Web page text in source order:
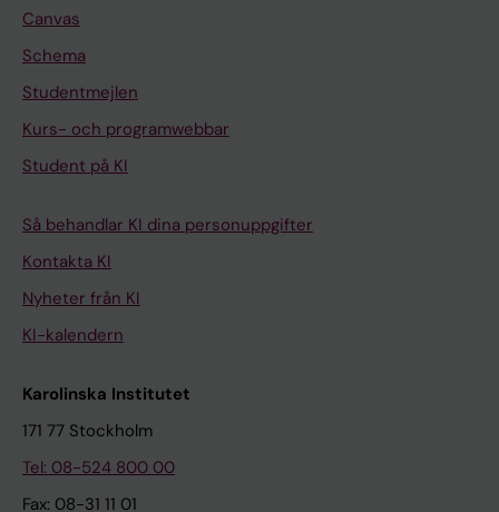
Canvas
Schema
Studentmejlen
Kurs- och programwebbar
Student på KI
Så behandlar KI dina personuppgifter
Kontakta KI
Nyheter från KI
KI-kalendern
Karolinska Institutet
171 77 Stockholm
Tel: 08-524 800 00
Fax: 08-31 11 01